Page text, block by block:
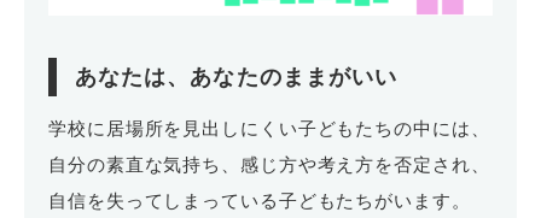
あなたは、あなたのままがいい
学校に居場所を見出しにくい子どもたちの中には、
自分の素直な気持ち、感じ方や考え方を否定され、
自信を失ってしまっている子どもたちがいます。